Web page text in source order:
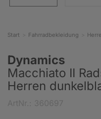
Start Fahrradbekleidung
Dynamics
Macchiato II
Herren